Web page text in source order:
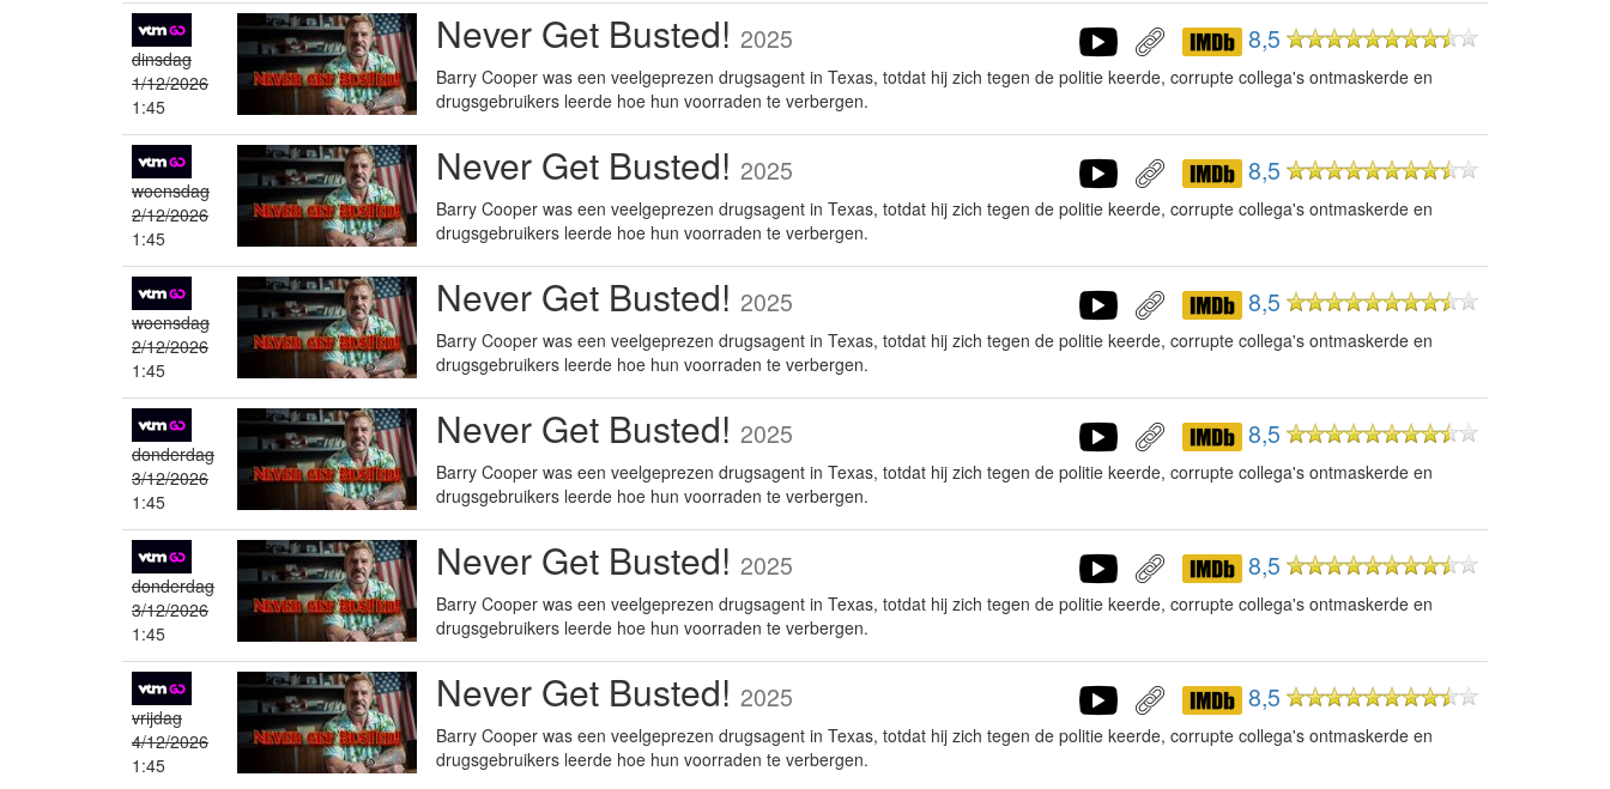
dinsdag
1/12/2026
1:45
Never Get Busted! 2025 8,5
Barry Cooper was een veelgeprezen drugsagent in Texas, totdat hij zich tegen de politie keerde, corrupte collega's ontmaskerde en
drugsgebruikers leerde hoe hun voorraden te verbergen.
woensdag
2/12/2026
1:45
Never Get Busted! 2025 8,5
Barry Cooper was een veelgeprezen drugsagent in Texas, totdat hij zich tegen de politie keerde, corrupte collega's ontmaskerde en
drugsgebruikers leerde hoe hun voorraden te verbergen.
woensdag
2/12/2026
1:45
Never Get Busted! 2025 8,5
Barry Cooper was een veelgeprezen drugsagent in Texas, totdat hij zich tegen de politie keerde, corrupte collega's ontmaskerde en
drugsgebruikers leerde hoe hun voorraden te verbergen.
donderdag
3/12/2026
1:45
Never Get Busted! 2025 8,5
Barry Cooper was een veelgeprezen drugsagent in Texas, totdat hij zich tegen de politie keerde, corrupte collega's ontmaskerde en
drugsgebruikers leerde hoe hun voorraden te verbergen.
donderdag
3/12/2026
1:45
Never Get Busted! 2025 8,5
Barry Cooper was een veelgeprezen drugsagent in Texas, totdat hij zich tegen de politie keerde, corrupte collega's ontmaskerde en
drugsgebruikers leerde hoe hun voorraden te verbergen.
vrijdag
4/12/2026
1:45
Never Get Busted! 2025 8,5
Barry Cooper was een veelgeprezen drugsagent in Texas, totdat hij zich tegen de politie keerde, corrupte collega's ontmaskerde en
drugsgebruikers leerde hoe hun voorraden te verbergen.